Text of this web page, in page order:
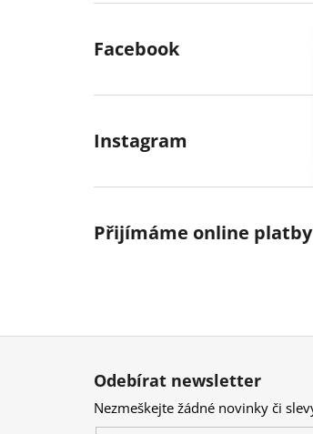
Facebook
Instagram
Přijímáme online platby
Odebírat newsletter
Nezmeškejte žádné novinky či